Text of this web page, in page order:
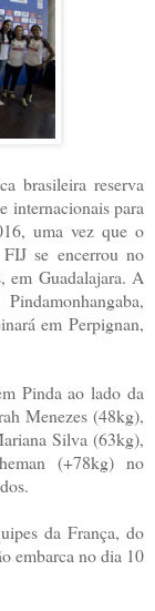
brasileira reserva
internacionais para
uma vez que o
se encerrou no
em Guadalajara. A
em Perpignan,
Pinda ao lado da
Menezes (48kg),
Silva (63kg),
(+78kg) no
da França, do
embarca no dia 10